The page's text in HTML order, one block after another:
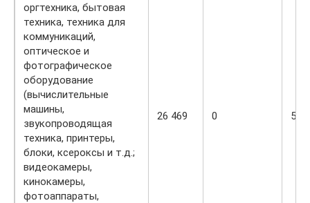
оргтехника, бытовая
техника, техника для
коммуникаций,
оптическое и
фотографическое
оборудование
(вычислительные
машины,
звукопроводящая
техника, принтеры,
блоки, ксероксы и т.д.;
видеокамеры,
кинокамеры,
фотоаппараты,
26 469 0 5